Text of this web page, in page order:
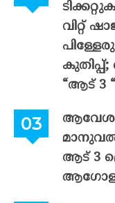
വിറ്റ്
“ആട് 3 “
ആട് 3
ആഗോള